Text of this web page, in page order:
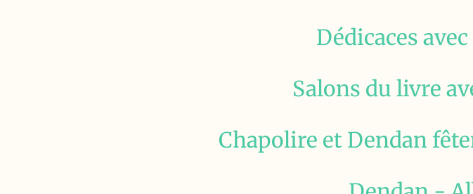
Dédicaces
Salons du livre
Chapolire et Dendan